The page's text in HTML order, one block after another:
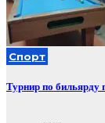
Спорт
Турнир по бильярду